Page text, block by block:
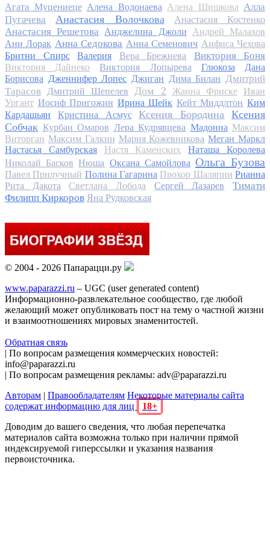
Агата Муцениеце Алена Водонаева Алена Шишкова Алла
Пугачева
Анастасия Волочкова Анастасия Костенко
Анастасия Решетова Анджелина Джоли
Андрей Малахов
Ани Лорак Анна Седокова Анна Семенович Анфиса Чехова
Бритни Спирс
Валерия Вера Брежнева Виктория Боня
Виктория Дайнеко Виктория Лопырева Глюкоза
Дана
Борисова Дженнифер Лопес Джиган Дима Билан Дмитрий
Тарасов
Дмитрий Шепелев Дом 2 Жанна Фриске
Иван
Ургант Иосиф Пригожин Ирина Шейк Кейт Миддлтон Ким
Кардашьян
Кристина Асмус Ксения Бородина
Ксения
Собчак Курбан Омаров Лера Кудрявцева Мадонна Максим
Виторган Максим Галкин Мария Кожевникова Меган Маркл
Настасья Самбурская
Настя Каменских
Наташа Королева
Николай Басков Нюша Оксана Самойлова Ольга Бузова
Павел Прилучный Полина Гагарина Прохор Шаляпин Рианна
Рита Дакота
Светлана Лобода Сергей Лазарев
Тимати
Филипп Киркоров Яна Рудковская
© 2004 - 2026 Папарацци.ру
www.paparazzi.ru – UGC (user generated content)
Информационно-развлекательное сообщество, где любой
желающий может опубликовать пост на тему о частной жизни
и взаимоотношениях мировых знаменитостей.
Обратная связь
| По вопросам размещения коммерческих новостей:
info@paparazzi.ru
| По вопросам размещения рекламы: adv@paparazzi.ru
Авторам | Правообладателям Некоторые материалы сайта
содержат информацию для лиц
18+
Доводим до вашего сведения, что любая перепечатка
материалов сайта возможна только при наличии прямой
индексируемой гиперссылки и указания названия
первоисточника.